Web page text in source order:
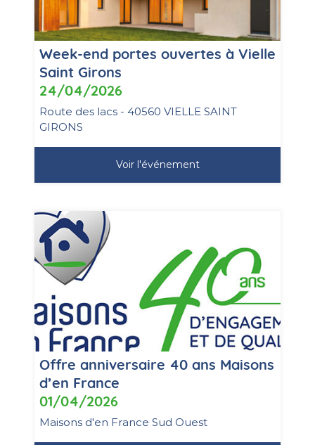
Week-end portes ouvertes à Vielle
Saint Girons
24/04/2026
Route des lacs - 40560 VIELLE SAINT
GIRONS
Voir l'événement
Offre anniversaire 40 ans Maisons
d’en France
01/04/2026
Maisons d'en France Sud Ouest